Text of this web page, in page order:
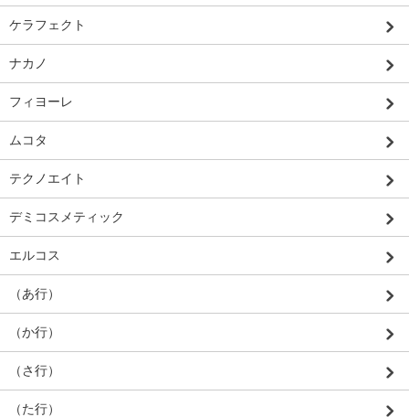
ケラフェクト
ナカノ
フィヨーレ
ムコタ
テクノエイト
デミコスメティック
エルコス
（あ行）
（か行）
（さ行）
（た行）